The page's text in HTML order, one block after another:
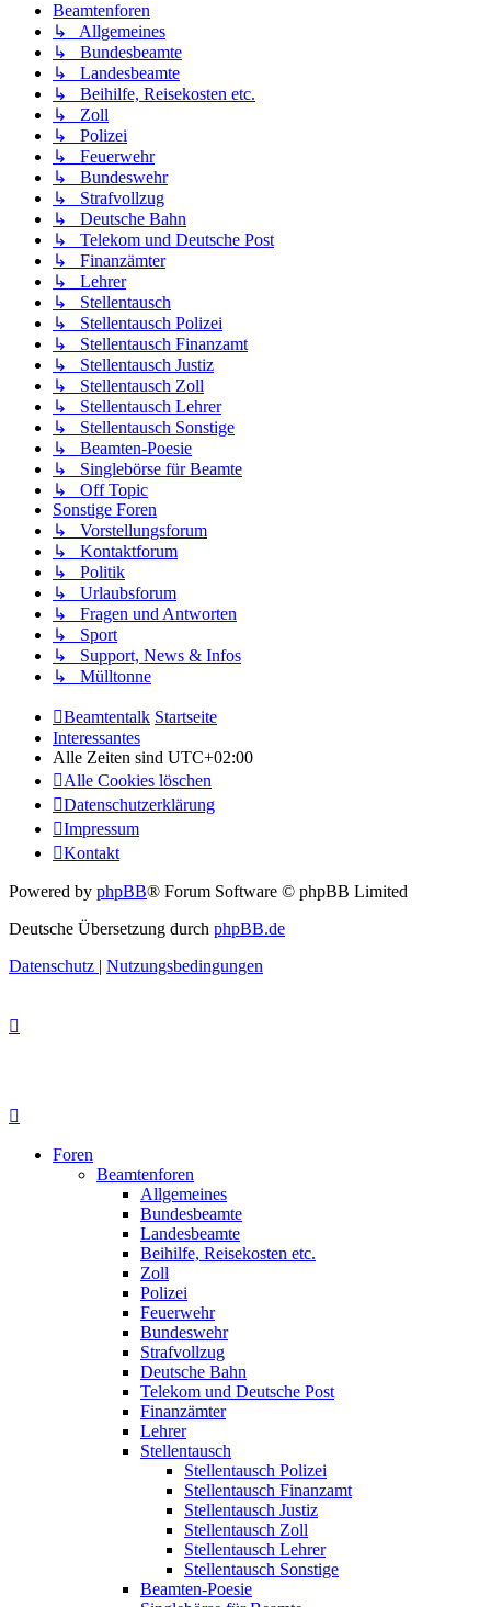
Beamtenforen
↳ Allgemeines
↳ Bundesbeamte
↳ Landesbeamte
↳ Beihilfe, Reisekosten etc.
↳ Zoll
↳ Polizei
↳ Feuerwehr
↳ Bundeswehr
↳ Strafvollzug
↳ Deutsche Bahn
↳ Telekom und Deutsche Post
↳ Finanzämter
↳ Lehrer
↳ Stellentausch
↳ Stellentausch Polizei
↳ Stellentausch Finanzamt
↳ Stellentausch Justiz
↳ Stellentausch Zoll
↳ Stellentausch Lehrer
↳ Stellentausch Sonstige
↳ Beamten-Poesie
↳ Singlebörse für Beamte
↳ Off Topic
Sonstige Foren
↳ Vorstellungsforum
↳ Kontaktforum
↳ Politik
↳ Urlaubsforum
↳ Fragen und Antworten
↳ Sport
↳ Support, News & Infos
↳ Mülltonne
Beamtentalk Startseite
Interessantes
Alle Zeiten sind UTC+02:00
Alle Cookies löschen
Datenschutzerklärung
Impressum
Kontakt
Powered by phpBB® Forum Software © phpBB Limited
Deutsche Übersetzung durch phpBB.de
Datenschutz | Nutzungsbedingungen
Foren
Beamtenforen
Allgemeines
Bundesbeamte
Landesbeamte
Beihilfe, Reisekosten etc.
Zoll
Polizei
Feuerwehr
Bundeswehr
Strafvollzug
Deutsche Bahn
Telekom und Deutsche Post
Finanzämter
Lehrer
Stellentausch
Stellentausch Polizei
Stellentausch Finanzamt
Stellentausch Justiz
Stellentausch Zoll
Stellentausch Lehrer
Stellentausch Sonstige
Beamten-Poesie